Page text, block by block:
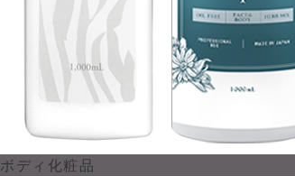
ボディ化粧品